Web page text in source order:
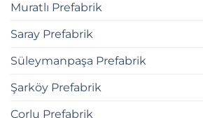
Muratlı Prefabrik
Saray Prefabrik
Süleymanpaşa Prefabrik
Şarköy Prefabrik
Çorlu Prefabrik